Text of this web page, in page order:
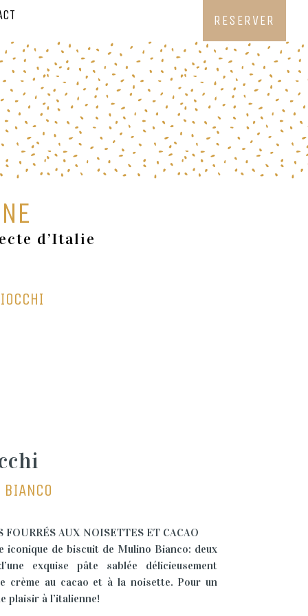
RESERVER
d’Italie
BIANCO
FOURRÉS AUX NOISETTES ET CACAO
iconique de biscuit de Mulino Bianco: deux
exquise pâte sablée délicieusement
crème au cacao et à la noisette. Pour un
plaisir à l’italienne!